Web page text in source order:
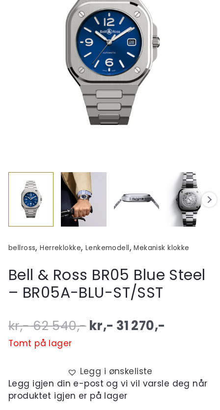
bellross,Herreklokke, Lenkemodell,Mekanisk klokke
Bell & Ross BR05 Blue Steel
– BR05A-BLU-ST/SST
kr,-62 540,- Original
kr,- 62
540,-.
kr,- 31 270,-
kr,- 31
Tomt på lager
Legg i ønskeliste
Legg igjen din e-post og vi vil varsle deg når
produktet igjen er på lager